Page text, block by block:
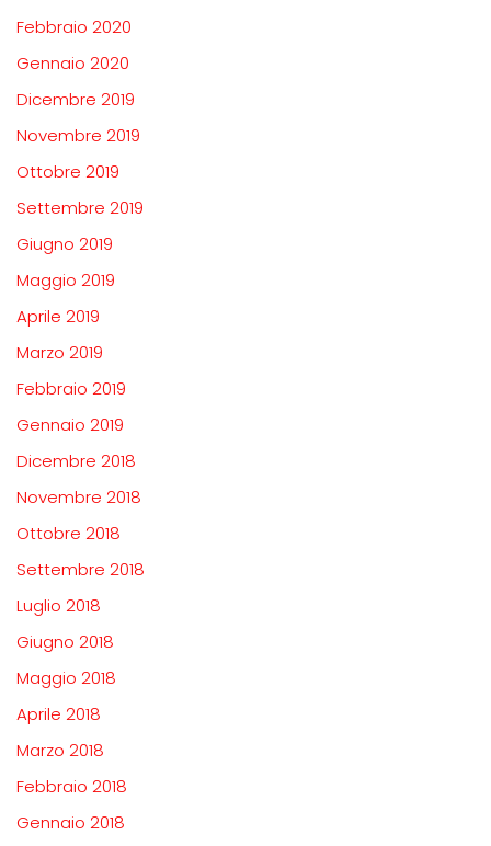
Febbraio 2020
Gennaio 2020
Dicembre 2019
Novembre 2019
Ottobre 2019
Settembre 2019
Giugno 2019
Maggio 2019
Aprile 2019
Marzo 2019
Febbraio 2019
Gennaio 2019
Dicembre 2018
Novembre 2018
Ottobre 2018
Settembre 2018
Luglio 2018
Giugno 2018
Maggio 2018
Aprile 2018
Marzo 2018
Febbraio 2018
Gennaio 2018